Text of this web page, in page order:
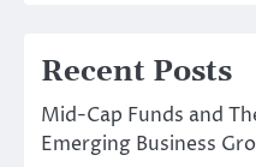
Recent Posts
Mid-Cap Funds and
Emerging Business